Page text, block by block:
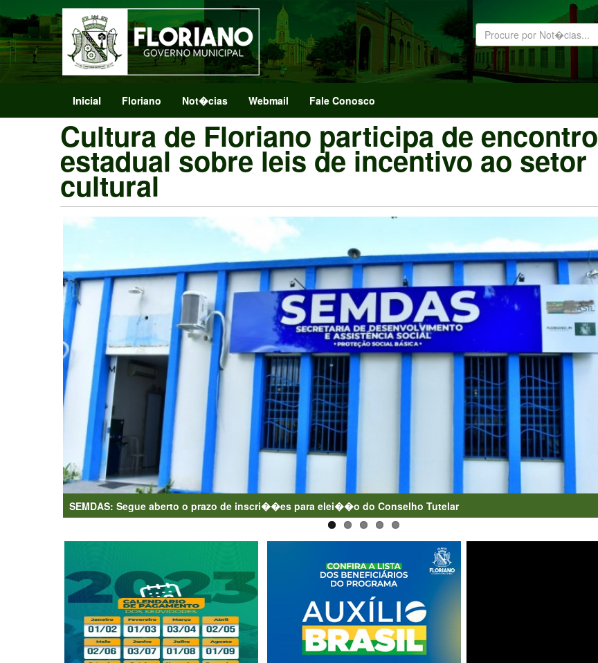
Inicial Floriano Not�cias Webmail Fale Conosco
Cultura de Floriano participa de encontro
estadual sobre leis de incentivo ao setor
cultural
SEMDAS: Segue aberto o prazo de inscri��es para elei��o do Conselho Tutelar